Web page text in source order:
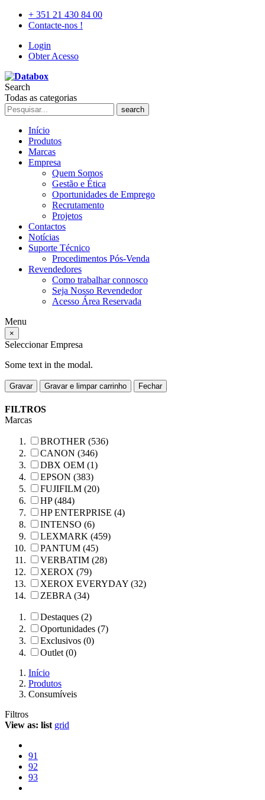
+ 351 21 430 84 00
Contacte-nos !
Login
Obter Acesso
Search
Todas as categorias
search
Início
Produtos
Marcas
Empresa
Quem Somos
Gestão e Ética
Oportunidades de Emprego
Recrutamento
Projetos
Contactos
Notícias
Suporte Técnico
Procedimentos Pós-Venda
Revendedores
Como trabalhar connosco
Seja Nosso Revendedor
Acesso Área Reservada
Menu
×
Seleccionar Empresa
Some text in the modal.
Gravar Gravar e limpar carrinho Fechar
FILTROS
Marcas
BROTHER (536)
CANON (346)
DBX OEM (1)
EPSON (383)
FUJIFILM (20)
HP (484)
HP ENTERPRISE (4)
INTENSO (6)
LEXMARK (459)
PANTUM (45)
VERBATIM (28)
XEROX (79)
XEROX EVERYDAY (32)
ZEBRA (34)
Destaques (2)
Oportunidades (7)
Exclusivos (0)
Outlet (0)
Início
Produtos
Consumíveis
Filtros
View as: list grid
91
92
93